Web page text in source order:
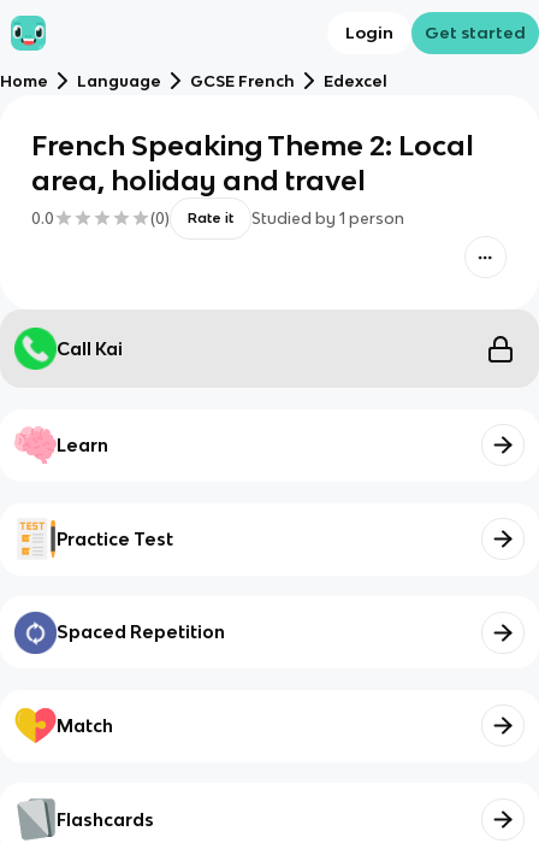
Login Get started
Home Language GCSE French Edexcel
French Speaking Theme 2: Local
area, holiday and travel
0.0 (0) Rate it Studied by 1 person
Call Kai
Learn
Practice Test
Spaced Repetition
Match
Flashcards